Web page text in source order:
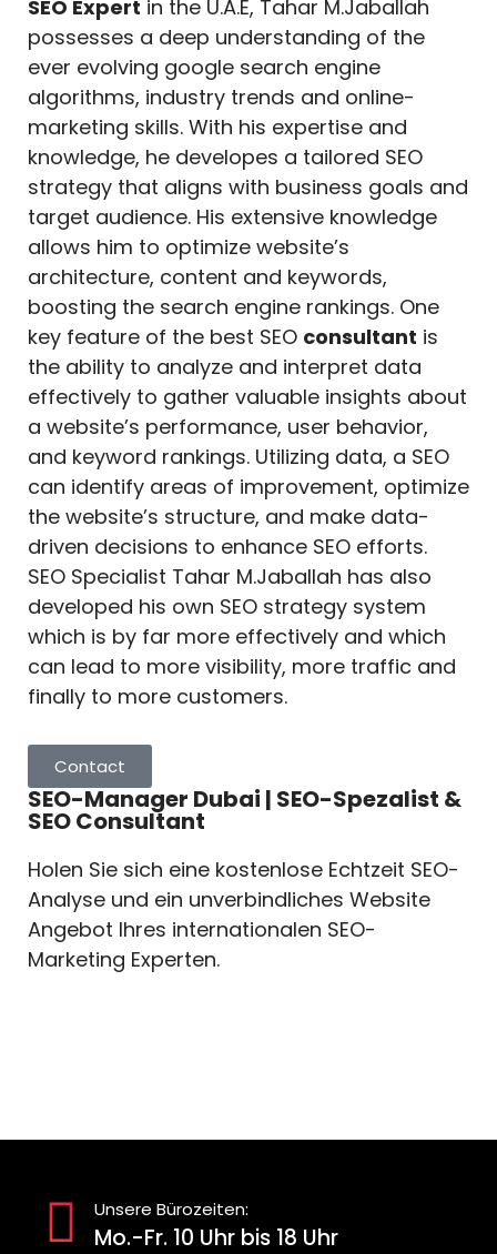
SEO Expert in the U.A.E, Tahar M.Jaballah
possesses a deep understanding of the
ever evolving google search engine
algorithms, industry trends and online-
marketing skills. With his expertise and
knowledge, he developes a tailored SEO
strategy that aligns with business goals and
target audience. His extensive knowledge
allows him to optimize website’s
architecture, content and keywords,
boosting the search engine rankings. One
key feature of the best SEO consultant is
the ability to analyze and interpret data
effectively to gather valuable insights about
a website’s performance, user behavior,
and keyword rankings. Utilizing data, a SEO
can identify areas of improvement, optimize
the website’s structure, and make data-
driven decisions to enhance SEO efforts.
SEO Specialist Tahar M.Jaballah has also
developed his own SEO strategy system
which is by far more effectively and which
can lead to more visibility, more traffic and
finally to more customers.
Contact
SEO-Manager Dubai | SEO-Spezalist &
SEO Consultant
Holen Sie sich eine kostenlose Echtzeit SEO-
Analyse und ein unverbindliches Website
Angebot Ihres internationalen SEO-
Marketing Experten.
Unsere Bürozeiten:
Mo.-Fr. 10 Uhr bis 18 Uhr